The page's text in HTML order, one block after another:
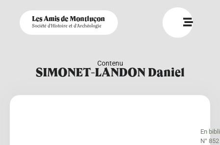
Les Amis de Montluçon
Société d'Histoire et d'Archéologie
Contenu
SIMONET-LANDON Daniel
En
N° 852